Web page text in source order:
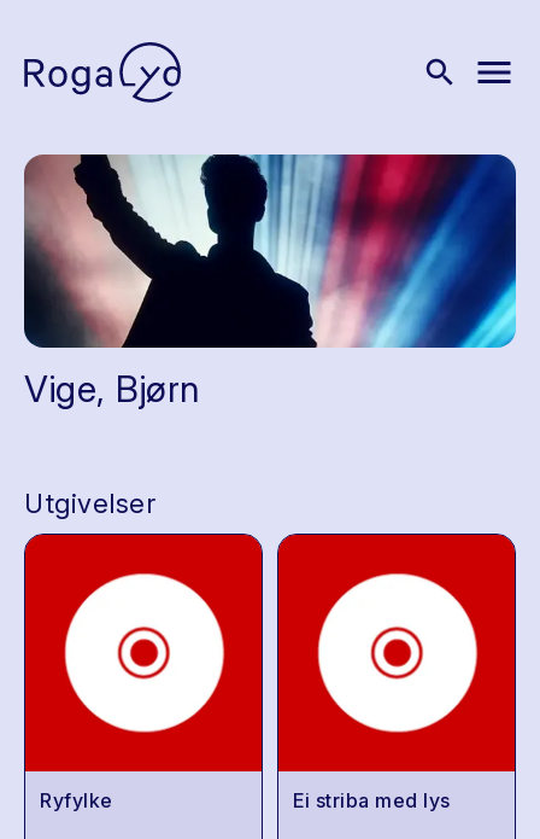
search menu
Vige, Bjørn
Utgivelser
Ryfylke Ei striba med lys